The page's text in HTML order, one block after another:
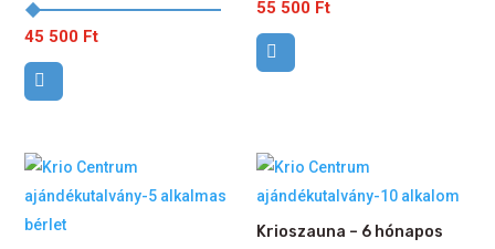
45 500 Ft
55 500 Ft
Krioszauna – 6 hónapos